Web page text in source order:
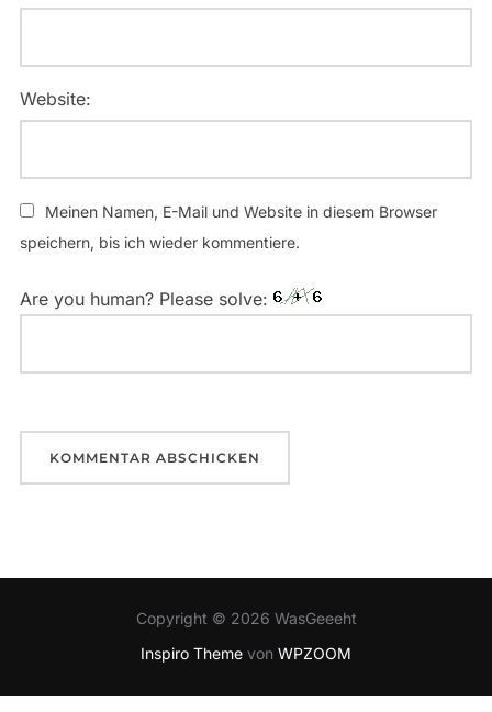
Website:
Meinen Namen, E-Mail und Website in diesem Browser
speichern, bis ich wieder kommentiere.
Are you human? Please solve:
Copyright © 2026 WasGeeeht
Inspiro Theme von WPZOOM